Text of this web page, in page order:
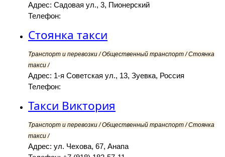
Адрес: Садовая ул., 3, Пионерский
Телефон:
Стоянка такси
Транспорт и перевозки / Общественный транспорт / Стоянка
такси /
Адрес: 1-я Советская ул., 13, Зуевка, Россия
Телефон:
Такси Виктория
Транспорт и перевозки / Общественный транспорт / Стоянка
такси /
Адрес: ул. Чехова, 67, Анапа